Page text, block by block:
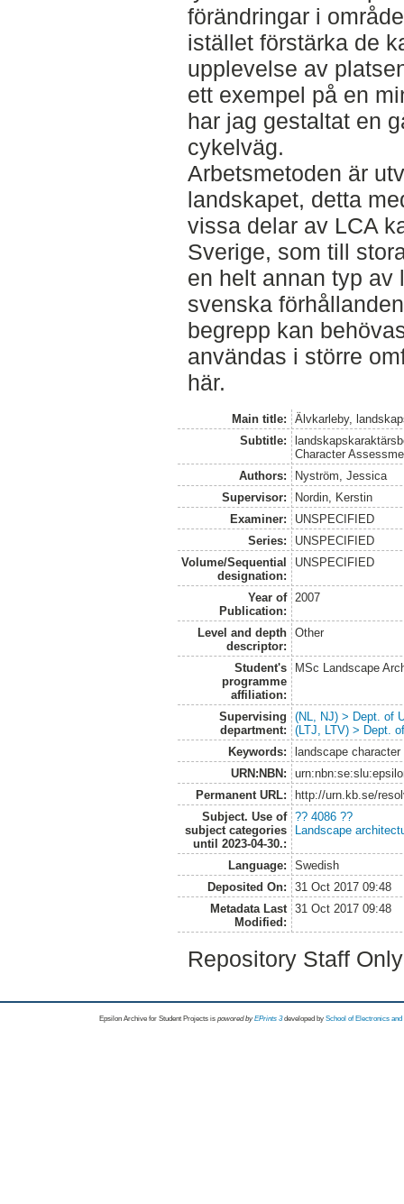
förändringar i
istället förstärka de
upplevelse av
ett exempel på en
har jag gestaltat en
cykelväg.
Arbetsmetoden är
landskapet, detta
vissa delar av LCA
Sverige, som till
en helt annan typ av
svenska
begrepp kan
användas i större
här.
Main title:
Älvkarleby,
Subtitle:
Character
Authors:
Nyström, Jessica
Supervisor:
Nordin, Kerstin
Examiner:
UNSPECIFIED
Series:
UNSPECIFIED
Volume/Sequential
designation:
UNSPECIFIED
Year of
Publication:
2007
Level and depth
descriptor:
Other
Student's
programme
affiliation:
MSc Landscape
Supervising
department:
(NL, NJ) > Dept. of
(LTJ, LTV) > Dept.
Keywords:
landscape
URN:NBN:
Permanent URL:
http://urn.kb.se/
Subject. Use of
subject categories
until 2023-04-30.:
?? 4086 ??
Landscape
Language:
Swedish
Deposited On:
31 Oct 2017 09:48
Metadata Last
Modified:
31 Oct 2017 09:48
Repository Staff
Epsilon Archive for Student Projects is powored byEPrints 3 developed by School of Electronics